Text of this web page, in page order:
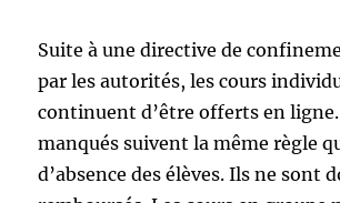
Suite à une directive de
par les autorités, les cours
continuent d’être offerts en ligne.
manqués suivent la même règle
d’absence des élèves. Ils ne sont